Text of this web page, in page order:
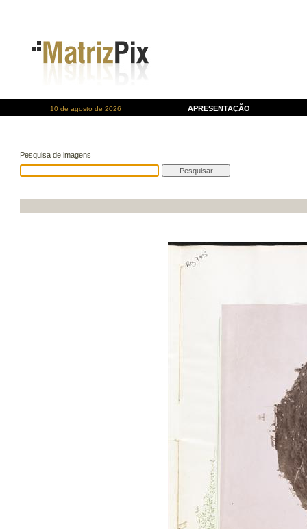
10 de agosto de 2026 APRESENTAÇÃO
Pesquisa de imagens